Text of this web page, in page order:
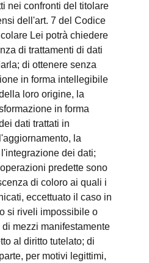
nei confronti del titolare
dell'art. 7 del Codice
Lei potrà chiedere
di trattamenti di dati
di ottenere senza
in forma intellegibile
loro origine, la
in forma
dati trattati in
la
dei dati;
predette sono
di coloro ai quali i
eccettuato il caso in
si riveli impossibile o
mezzi manifestamente
al diritto tutelato; di
per motivi legittimi,